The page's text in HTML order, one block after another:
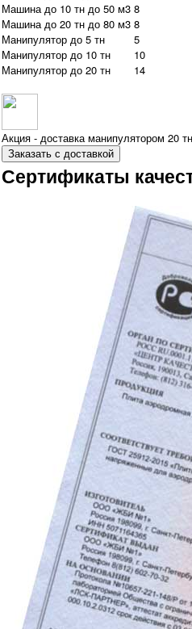
Машина до 10 тн до 50 м3 8
Машина до 20 тн до 80 м3 8
Манипулятор до 5 тн
5
Манипулятор до 10 тн
10
Манипулятор до 20 тн
14
Акция - доставка манипулятором 20
Заказать с доставкой
Сертификаты